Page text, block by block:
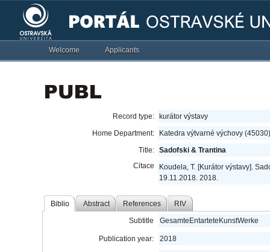
Welcome Applicants
Record type:
kurátor výstavy
Home Department:
Katedra výtvarné výchovy (45030)
Title: Sadofski & Trantina
Citace
Koudela, T. [Kurátor výstavy].
19.11.2018. 2018.
Biblio Abstract References RIV
Subtitle GesamteEntarteteKunstWerke
Publication year: 2018